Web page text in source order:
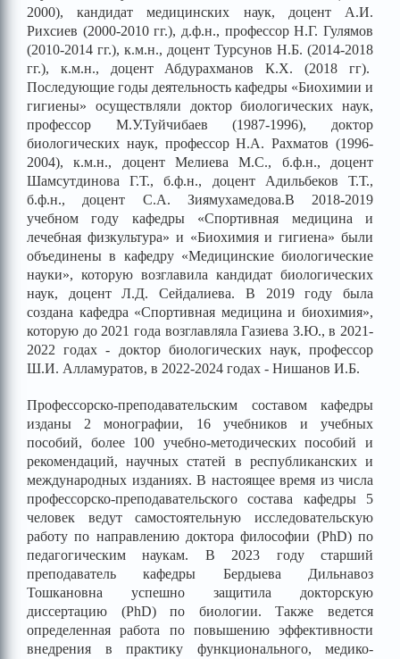
2000), кандидат медицинских наук, доцент А.И.
Рихсиев (2000-2010 гг.), д.ф.н., профессор Н.Г. Гулямов
(2010-2014 гг.), к.м.н., доцент Турсунов Н.Б. (2014-2018
гг.), к.м.н., доцент Абдурахманов К.Х. (2018 гг).
Последующие годы деятельность кафедры «Биохимии и
гигиены» осуществляли доктор биологических наук,
профессор М.У.Туйчибаев (1987-1996), доктор
биологических наук, профессор Н.А. Рахматов (1996-
2004), к.м.н., доцент Мелиева М.С., б.ф.н., доцент
Шамсутдинова Г.Т., б.ф.н., доцент Адильбеков Т.Т.,
б.ф.н., доцент С.А. Зиямухамедова.В 2018-2019
учебном году кафедры «Спортивная медицина и
лечебная физкультура» и «Биохимия и гигиена» были
объединены в кафедру «Медицинские биологические
науки», которую возглавила кандидат биологических
наук, доцент Л.Д. Сейдалиева. В 2019 году была
создана кафедра «Спортивная медицина и биохимия»,
которую до 2021 года возглавляла Газиева З.Ю., в 2021-
2022 годах - доктор биологических наук, профессор
Ш.И. Алламуратов, в 2022-2024 годах - Нишанов И.Б.
Профессорско-преподавательским составом кафедры
изданы 2 монографии, 16 учебников и учебных
пособий, более 100 учебно-методических пособий и
рекомендаций, научных статей в республиканских и
международных изданиях. В настоящее время из числа
профессорско-преподавательского состава кафедры 5
человек ведут самостоятельную исследовательскую
работу по направлению доктора философии (PhD) по
педагогическим наукам. В 2023 году старший
преподаватель кафедры Бердыева Дильнавоз
Тошкановна успешно защитила докторскую
диссертацию (PhD) по биологии. Также ведется
определенная работа по повышению эффективности
внедрения в практику функционального, медико-